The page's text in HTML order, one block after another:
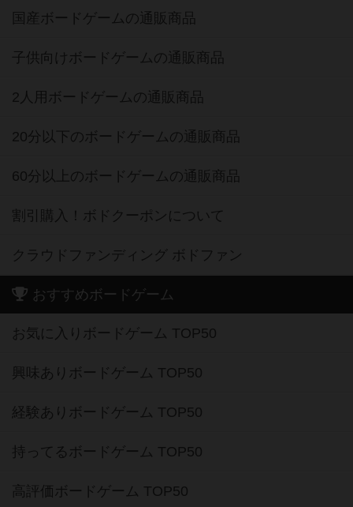
国産ボードゲームの通販商品
子供向けボードゲームの通販商品
2人用ボードゲームの通販商品
20分以下のボードゲームの通販商品
60分以上のボードゲームの通販商品
割引購入！ボドクーポンについて
クラウドファンディング ボドファン
おすすめボードゲーム
お気に入りボードゲーム TOP50
興味ありボードゲーム TOP50
経験ありボードゲーム TOP50
持ってるボードゲーム TOP50
高評価ボードゲーム TOP50